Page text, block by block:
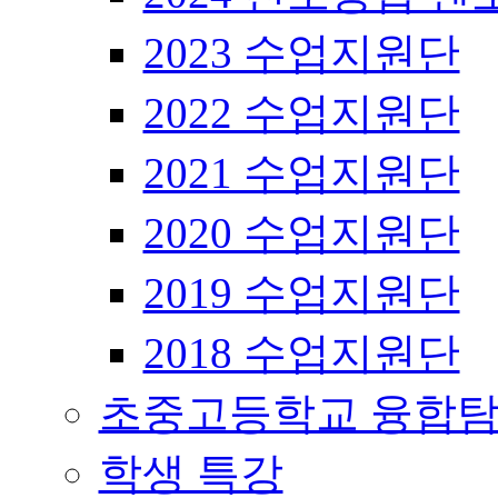
2023 수업지원단
2022 수업지원단
2021 수업지원단
2020 수업지원단
2019 수업지원단
2018 수업지원단
초중고등학교 융합
학생 특강